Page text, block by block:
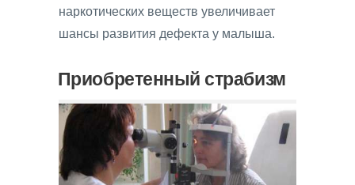
наркотических веществ увеличивает
шансы развития дефекта у малыша.
Приобретенный страбизм